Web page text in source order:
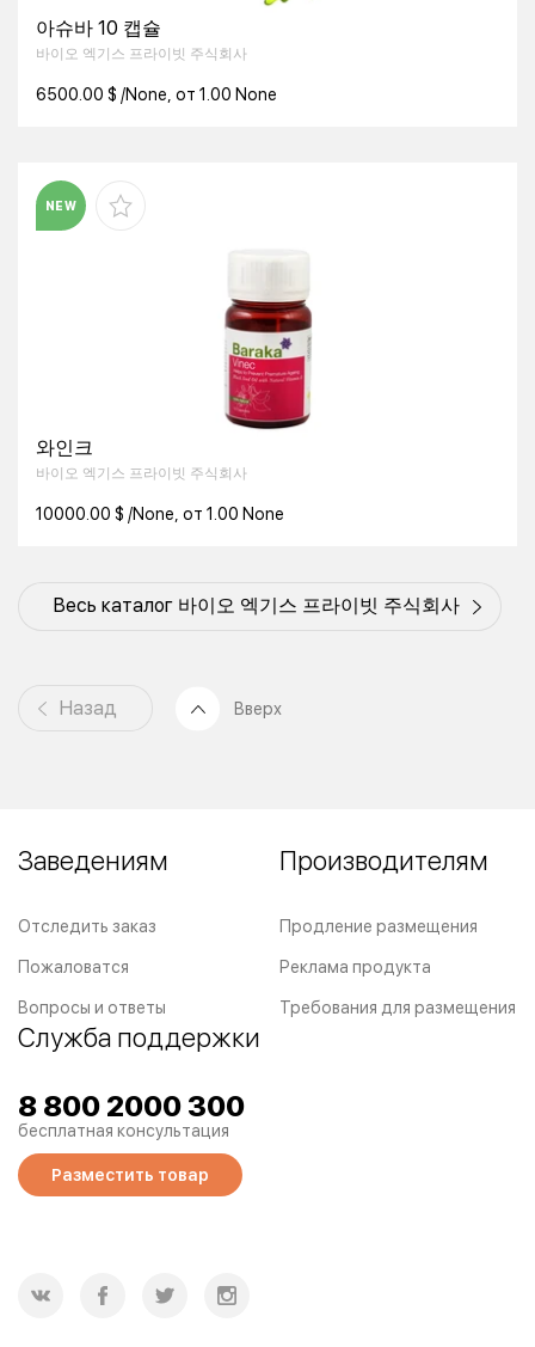
아슈바 10 캡슐
바이오 엑기스 프라이빗 주식회사
6500.00 $ /None, от 1.00 None
NEW
와인크
바이오 엑기스 프라이빗 주식회사
10000.00 $ /None, от 1.00 None
Весь каталог 바이오 엑기스 프라이빗 주식회사
Назад Вверх
Заведениям
Отследить заказ
Пожаловатся
Вопросы и ответы
Производителям
Продление размещения
Реклама продукта
Требования для размещения
Служба поддержки
8 800 2000 300
бесплатная консультация
Разместить товар